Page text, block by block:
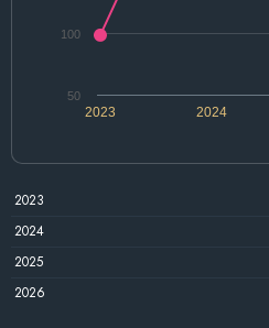
2024
2023
50
100
2023
2024
2025
2026